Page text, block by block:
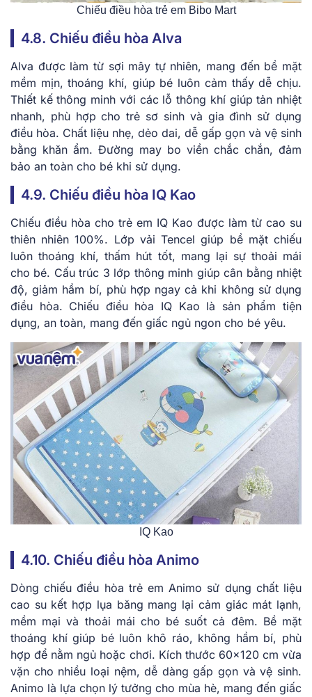
Chiếu điều hòa trẻ em Bibo Mart
4.8. Chiếu điều hòa Alva
Alva được làm từ sợi mây tự nhiên, mang đến bề mặt
mềm mịn, thoáng khí, giúp bé luôn cảm thấy dễ chịu.
Thiết kế thông minh với các lỗ thông khí giúp tản nhiệt
nhanh, phù hợp cho trẻ sơ sinh và gia đình sử dụng
điều hòa. Chất liệu nhẹ, dẻo dai, dễ gấp gọn và vệ sinh
bằng khăn ẩm. Đường may bo viền chắc chắn, đảm
bảo an toàn cho bé khi sử dụng.
4.9. Chiếu điều hòa IQ Kao
Chiếu điều hòa cho trẻ em IQ Kao được làm từ cao su
thiên nhiên 100%. Lớp vải Tencel giúp bề mặt chiếu
luôn thoáng khí, thấm hút tốt, mang lại sự thoải mái
cho bé. Cấu trúc 3 lớp thông minh giúp cân bằng nhiệt
độ, giảm hầm bí, phù hợp ngay cả khi không sử dụng
điều hòa. Chiếu điều hòa IQ Kao là sản phẩm tiện
dụng, an toàn, mang đến giấc ngủ ngon cho bé yêu.
IQ Kao
4.10. Chiếu điều hòa Animo
Dòng chiếu điều hòa trẻ em Animo sử dụng chất liệu
cao su kết hợp lụa băng mang lại cảm giác mát lạnh,
mềm mại và thoải mái cho bé suốt cả đêm. Bề mặt
thoáng khí giúp bé luôn khô ráo, không hầm bí, phù
hợp để nằm ngủ hoặc chơi. Kích thước 60×120 cm vừa
vặn cho nhiều loại nệm, dễ dàng gấp gọn và vệ sinh.
Animo là lựa chọn lý tưởng cho mùa hè, mang đến giấc